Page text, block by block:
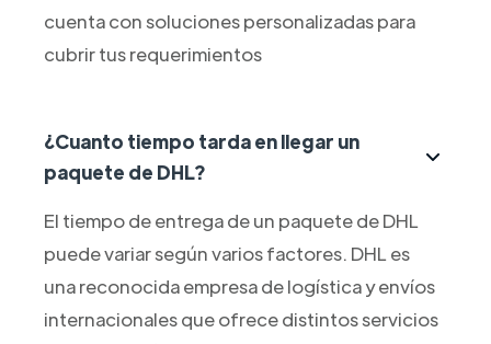
cuenta con soluciones personalizadas para
cubrir tus requerimientos
¿Cuanto tiempo tarda en llegar un
paquete de DHL?
El tiempo de entrega de un paquete de DHL
puede variar según varios factores. DHL es
una reconocida empresa de logística y envíos
internacionales que ofrece distintos servicios